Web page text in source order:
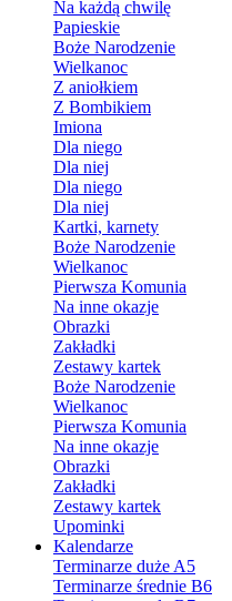
Na każdą chwilę
Papieskie
Boże Narodzenie
Wielkanoc
Z aniołkiem
Z Bombikiem
Imiona
Dla niego
Dla niej
Dla niego
Dla niej
Kartki, karnety
Boże Narodzenie
Wielkanoc
Pierwsza Komunia
Na inne okazje
Obrazki
Zakładki
Zestawy kartek
Boże Narodzenie
Wielkanoc
Pierwsza Komunia
Na inne okazje
Obrazki
Zakładki
Zestawy kartek
Upominki
Kalendarze
Terminarze duże A5
Terminarze średnie B6